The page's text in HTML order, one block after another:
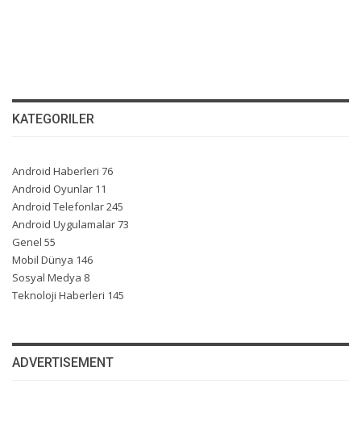
KATEGORILER
Android Haberleri 76
Android Oyunlar 11
Android Telefonlar245
Android Uygulamalar73
Genel 55
Mobil Dünya 146
Sosyal Medya 8
Teknoloji Haberleri 145
ADVERTISEMENT